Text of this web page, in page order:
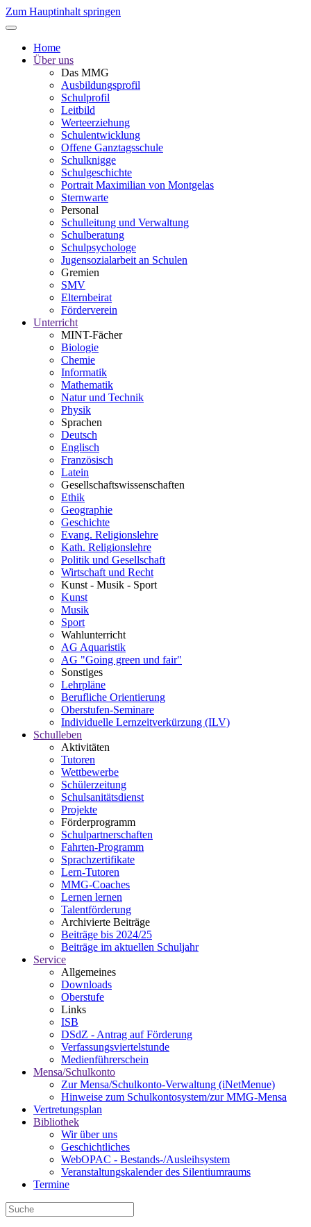
Zum Hauptinhalt springen
Home
Über uns
Das MMG
Ausbildungsprofil
Schulprofil
Leitbild
Werteerziehung
Schulentwicklung
Offene Ganztagsschule
Schulknigge
Schulgeschichte
Portrait Maximilian von Montgelas
Sternwarte
Personal
Schulleitung und Verwaltung
Schulberatung
Schulpsychologe
Jugensozialarbeit an Schulen
Gremien
SMV
Elternbeirat
Förderverein
Unterricht
MINT-Fächer
Biologie
Chemie
Informatik
Mathematik
Natur und Technik
Physik
Sprachen
Deutsch
Englisch
Französisch
Latein
Gesellschaftswissenschaften
Ethik
Geographie
Geschichte
Evang. Religionslehre
Kath. Religionslehre
Politik und Gesellschaft
Wirtschaft und Recht
Kunst - Musik - Sport
Kunst
Musik
Sport
Wahlunterricht
AG Aquaristik
AG "Going green und fair"
Sonstiges
Lehrpläne
Berufliche Orientierung
Oberstufen-Seminare
Individuelle Lernzeitverkürzung (ILV)
Schulleben
Aktivitäten
Tutoren
Wettbewerbe
Schülerzeitung
Schulsanitätsdienst
Projekte
Förderprogramm
Schulpartnerschaften
Fahrten-Programm
Sprachzertifikate
Lern-Tutoren
MMG-Coaches
Lernen lernen
Talentförderung
Archivierte Beiträge
Beiträge bis 2024/25
Beiträge im aktuellen Schuljahr
Service
Allgemeines
Downloads
Oberstufe
Links
ISB
DSdZ - Antrag auf Förderung
Verfassungsviertelstunde
Medienführerschein
Mensa/Schulkonto
Zur Mensa/Schulkonto-Verwaltung (iNetMenue)
Hinweise zum Schulkontosystem/zur MMG-Mensa
Vertretungsplan
Bibliothek
Wir über uns
Geschichtliches
WebOPAC - Bestands-/Ausleihsystem
Veranstaltungskalender des Silentiumraums
Termine